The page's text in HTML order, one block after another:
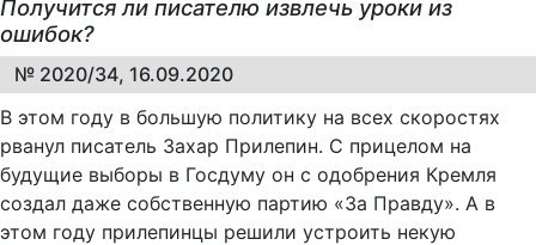
Получится ли писателю извлечь уроки из
ошибок?
№ 2020/34, 16.09.2020
В этом году в большую политику на всех скоростях
рванул писатель Захар Прилепин. С прицелом на
будущие выборы в Госдуму он с одобрения Кремля
создал даже собственную партию «За Правду». А в
этом году прилепинцы решили устроить некую